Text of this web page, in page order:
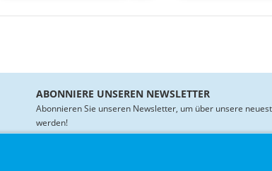
Wish
ABONNIERE UNSEREN NEWSLETTER
Abonnieren Sie unseren Newsletter, um über unsere
werden!